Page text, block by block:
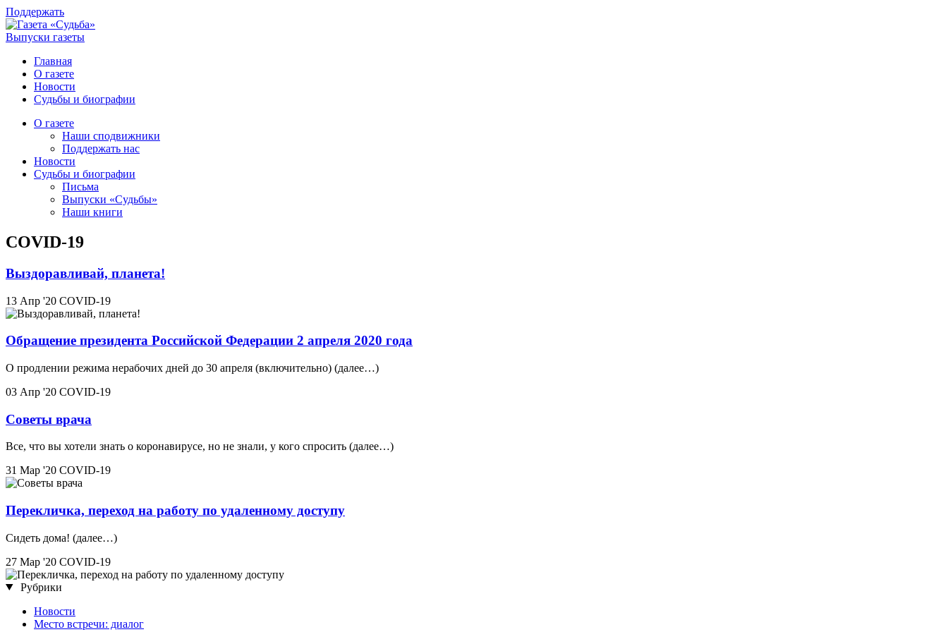
Поддержать
Выпуски газеты
Главная
О газете
Новости
Судьбы и биографии
О газете
Наши сподвижники
Поддержать нас
Новости
Судьбы и биографии
Письма
Выпуски «Судьбы»
Наши книги
COVID-19
Выздоравливай, планета!
13 Апр '20 COVID-19
Обращение президента Российской Федерации 2 апреля 2020 года
О продлении режима нерабочих дней до 30 апреля (включительно) (далее…)
03 Апр '20 COVID-19
Советы врача
Все, что вы хотели знать о коронавирусе, но не знали, у кого спросить (далее…)
31 Мар '20 COVID-19
Перекличка, переход на работу по удаленному доступу
Сидеть дома! (далее…)
27 Мар '20 COVID-19
Рубрики
Новости
Место встречи: диалог